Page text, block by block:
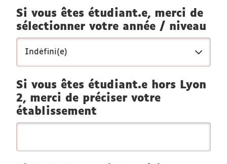
Si vous êtes étudiant.e, merci de
sélectionner votre année / niveau
Si vous êtes étudiant.e hors Lyon
2, merci de préciser votre
établissement